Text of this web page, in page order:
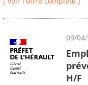
09/
H/F